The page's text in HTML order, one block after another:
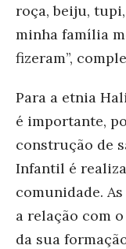
roça, beiju,
minha família
fizeram”,
Para a etnia
é importante,
construção de
Infantil é
comunidade.
a relação com
da sua